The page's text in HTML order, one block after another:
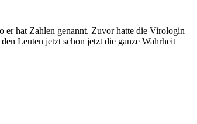
er hat Zahlen genannt. Zuvor hatte die Virologin
Leuten jetzt schon jetzt die ganze Wahrheit